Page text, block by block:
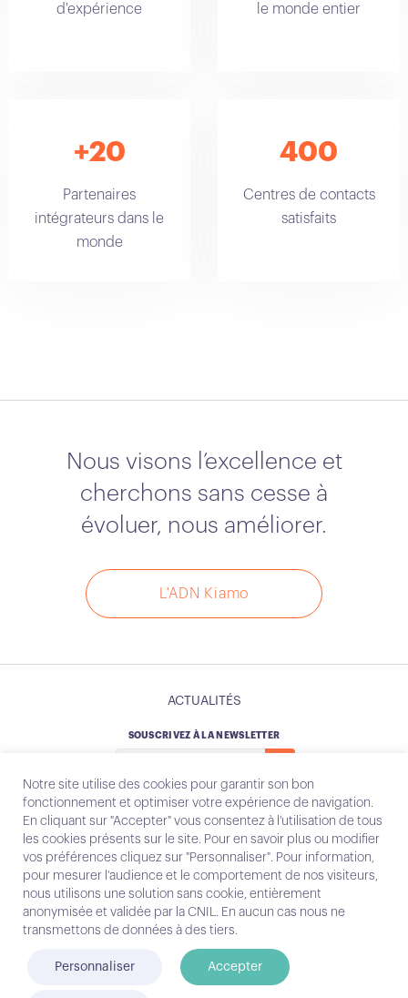
d'expérience
le monde entier
+20
Partenaires
intégrateurs dans le
monde
400
Centres de contacts
satisfaits
Nous visons l’excellence et
cherchons sans cesse à
évoluer, nous améliorer.
L'ADN Kiamo
ACTUALITÉS
SOUSCRIVEZ À LA NEWSLETTER
Instagram
Email
Contact
© Conecteo 2025
Notre site utilise des cookies pour garantir son bon
fonctionnement et optimiser votre expérience de navigation.
En cliquant sur "Accepter" vous consentez à l'utilisation de tous
les cookies présents sur le site. Pour en savoir plus ou modifier
vos préférences cliquez sur "Personnaliser". Pour information,
pour mesurer l'audience et le comportement de nos visiteurs,
nous utilisons une solution sans cookie, entièrement
anonymisée et validée par la CNIL. En aucun cas nous ne
transmettons de données à des tiers.
Personnaliser Accepter